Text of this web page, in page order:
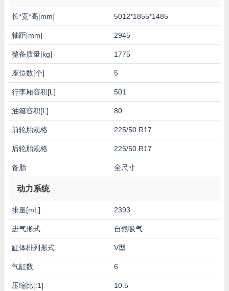
长*宽*高[mm] 5012*1855*1485
轴距[mm] 2945
整备质量[kg] 1775
座位数[个] 5
行李厢容积[L] 501
油箱容积[L] 80
前轮胎规格 225/50 R17
后轮胎规格 225/50 R17
备胎 全尺寸
动力系统
排量[mL] 2393
进气形式 自然吸气
缸体排列形式 V型
气缸数 6
压缩比[:1] 10.5